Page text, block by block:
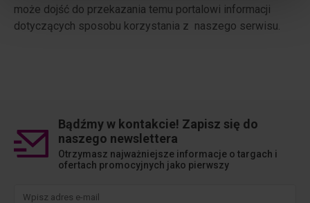
może dojść do przekazania temu portalowi informacji
dotyczących sposobu korzystania z naszego serwisu.
Bądźmy w kontakcie! Zapisz się do
naszego newslettera
Otrzymasz najważniejsze informacje o targach i
ofertach promocyjnych jako pierwszy